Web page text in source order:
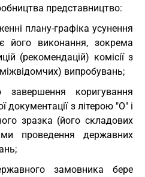
представництво:
плану-графіка усунення
його виконання, зокрема
(рекомендацій) комісії з
випробувань;
коригування
документації з літерою "О" і
зразка (його складових
проведення державних
замовника бере